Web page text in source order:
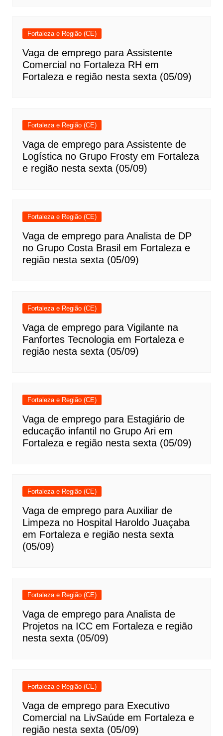
Fortaleza e Região (CE)
Vaga de emprego para Assistente
Comercial no Fortaleza RH em
Fortaleza e região nesta sexta (05/09)
Fortaleza e Região (CE)
Vaga de emprego para Assistente de
Logística no Grupo Frosty em Fortaleza
e região nesta sexta (05/09)
Fortaleza e Região (CE)
Vaga de emprego para Analista de DP
no Grupo Costa Brasil em Fortaleza e
região nesta sexta (05/09)
Fortaleza e Região (CE)
Vaga de emprego para Vigilante na
Fanfortes Tecnologia em Fortaleza e
região nesta sexta (05/09)
Fortaleza e Região (CE)
Vaga de emprego para Estagiário de
educação infantil no Grupo Ari em
Fortaleza e região nesta sexta (05/09)
Fortaleza e Região (CE)
Vaga de emprego para Auxiliar de
Limpeza no Hospital Haroldo Juaçaba
em Fortaleza e região nesta sexta
(05/09)
Fortaleza e Região (CE)
Vaga de emprego para Analista de
Projetos na ICC em Fortaleza e região
nesta sexta (05/09)
Fortaleza e Região (CE)
Vaga de emprego para Executivo
Comercial na LivSaúde em Fortaleza e
região nesta sexta (05/09)